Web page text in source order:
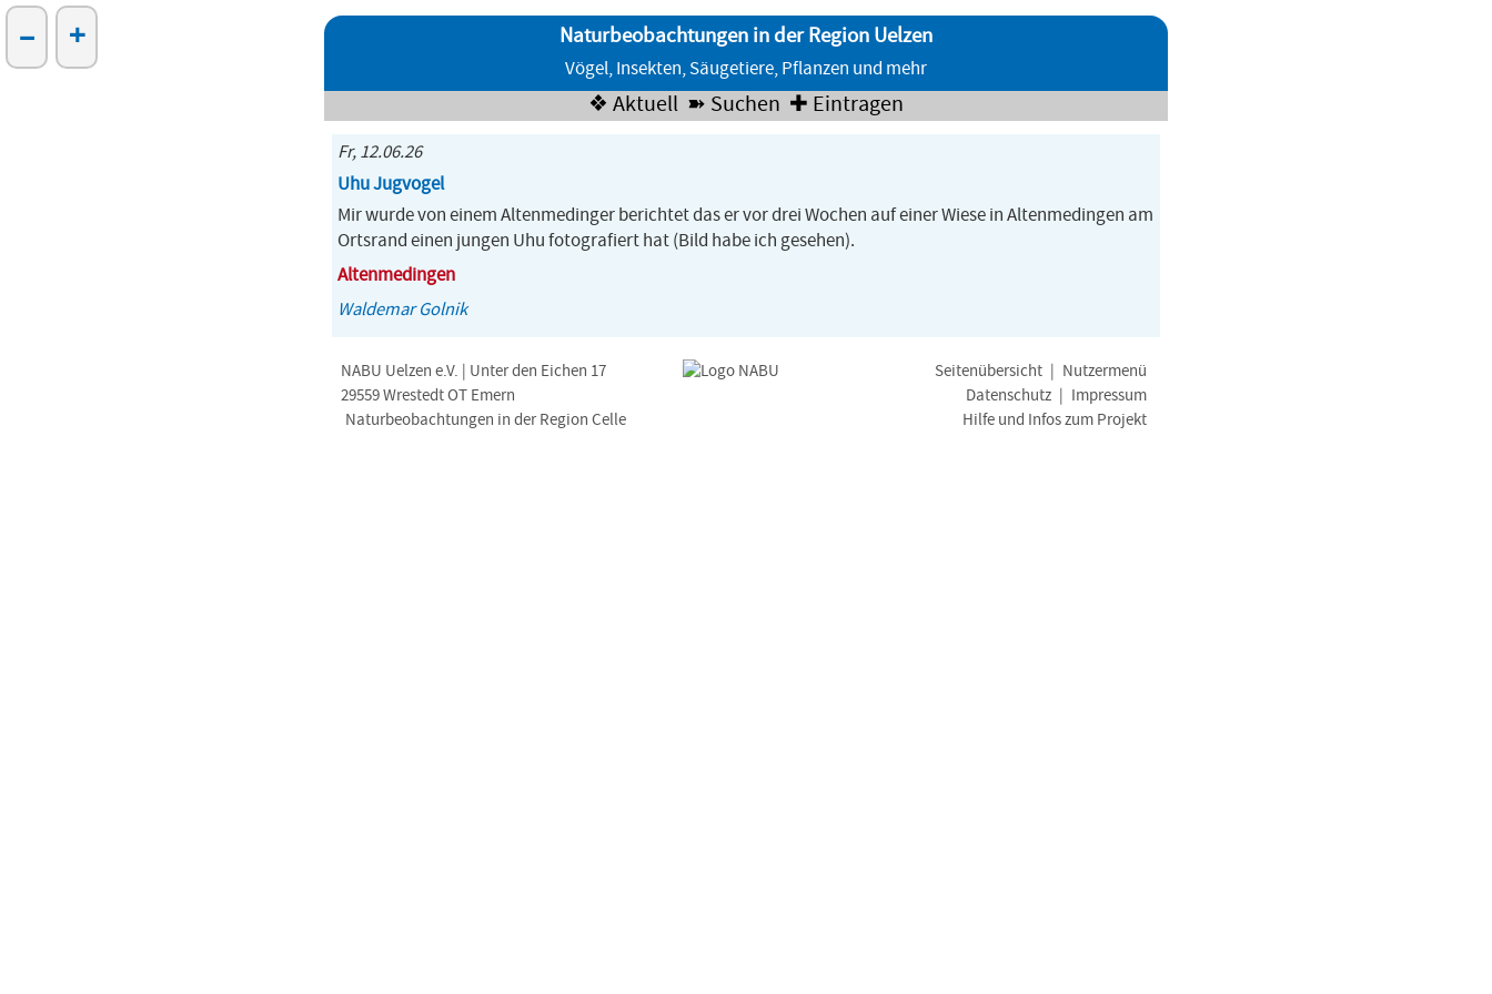
Naturbeobachtungen in der Region Uelzen
Vögel, Insekten, Säugetiere, Pflanzen und mehr
❖ Aktuell ➽ Suchen ✚ Eintragen
Fr, 12.06.26
Uhu Jugvogel
Mir wurde von einem Altenmedinger berichtet das er vor drei Wochen auf einer Wiese in Altenmedingen am
Ortsrand einen jungen Uhu fotografiert hat (Bild habe ich gesehen).
Altenmedingen
Waldemar Golnik
NABU Uelzen e.V. | Unter den Eichen 17
29559 Wrestedt OT Emern
Naturbeobachtungen in der Region Celle
Seitenübersicht
Nutzermenü
Datenschutz
Impressum
Hilfe und Infos zum Projekt
– +